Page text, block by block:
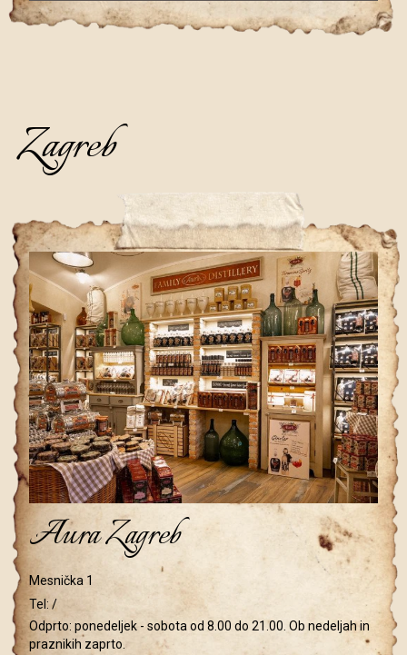
Zagreb
Aura Zagreb
Mesnička 1
Tel: /
Odprto: ponedeljek - sobota od 8.00 do 21.00. Ob nedeljah in
praznikih zaprto.